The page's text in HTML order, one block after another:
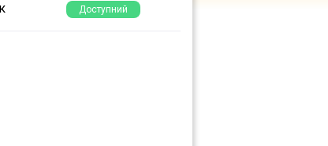
Доступний